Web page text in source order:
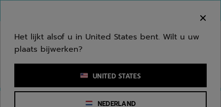
Een zoekwoord of een artikelnummer invoeren
Het lijkt alsof u in United States bent. Wilt u uw
plaats bijwerken?
UNITED STATES
NEDERLAND